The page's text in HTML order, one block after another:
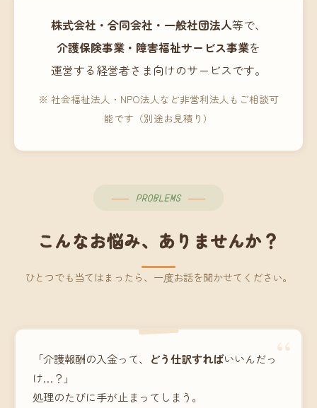
株式会社・合同会社・一般社団法人等で、
介護保険事業・障害福祉サービス事業を
運営する経営者さま向けのサービスです。
※ 社会福祉法人・NPO法人など非営利法人もご相談可
能です（別途お見積り）
PROBLEMS
こんなお悩み、ありませんか？
ひとつでも当てはまったら、一度お話を聞かせてください。
“
「介護報酬の入金って、 どう仕訳すればいいんだっ
け…？」
処理のたびに手が止まってしまう。